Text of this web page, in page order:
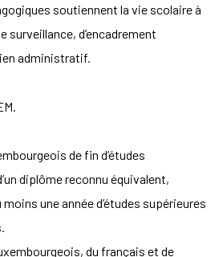
soutiennent la vie scolaire à
surveillance, d’encadrement
administratif.
de fin d’études
diplôme reconnu équivalent,
une année d’études supérieures
du français et de